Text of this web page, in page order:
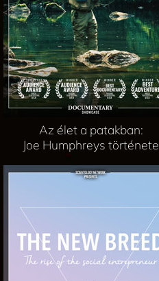
Az élet a patakban:
Joe Humphreys története